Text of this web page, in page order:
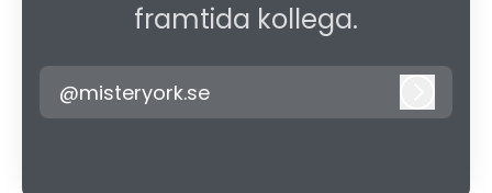
framtida kollega.
@misteryork.se